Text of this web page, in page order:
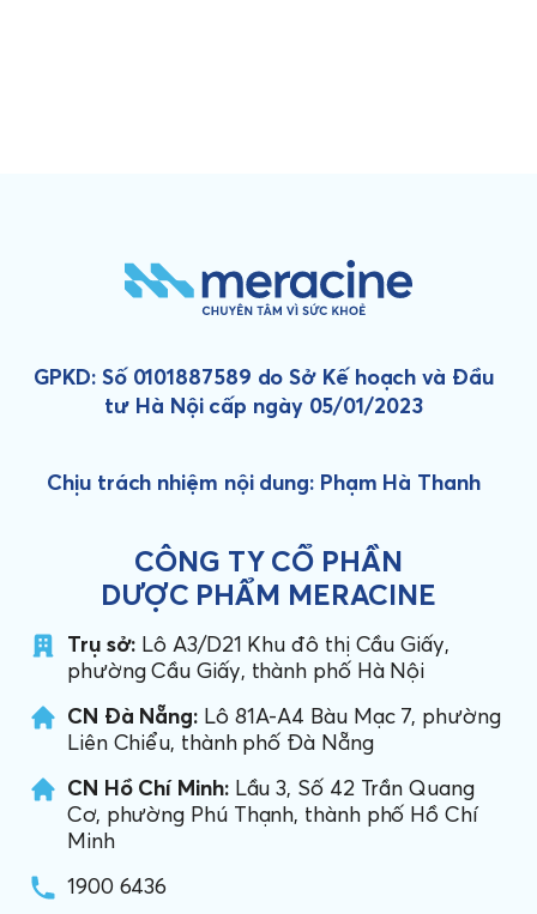
GPKD: Số 0101887589 do Sở Kế hoạch và Đầu
tư Hà Nội cấp ngày 05/01/2023
Chịu trách nhiệm nội dung: Phạm Hà Thanh
CÔNG TY CỔ PHẦN
DƯỢC PHẨM MERACINE
Trụ sở: Lô A3/D21 Khu đô thị Cầu Giấy,
phường Cầu Giấy, thành phố Hà Nội
CN Đà Nẵng: Lô 81A-A4 Bàu Mạc 7, phường
Liên Chiểu, thành phố Đà Nẵng
CN Hồ Chí Minh:Lầu 3, Số 42 Trần Quang
Cơ, phường Phú Thạnh, thành phố Hồ Chí
Minh
1900 6436